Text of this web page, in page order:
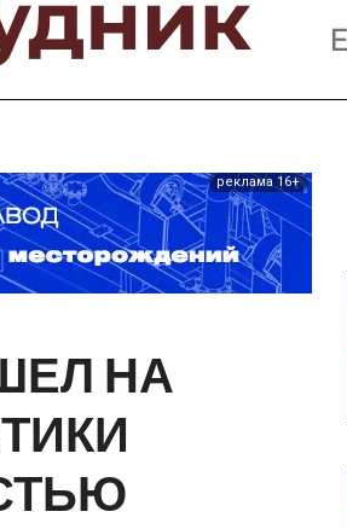
компании
реклама 16+
НА